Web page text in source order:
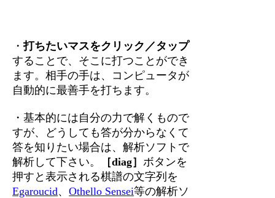
・打ちたいマスをクリック／タップ
することで、そこに打つことができ
ます。相手の手は、コンピュータが
自動的に最善手を打ちます。
・基本的には自分の力で解くもので
すが、どうしても答が分からなくて
答を知りたい場合は、解析ソフトで
解析して下さい。
［diag］ ボタンを
押すと表示される棋譜の文字列を
Egaroucid、Othello Sensei等の解析ソ